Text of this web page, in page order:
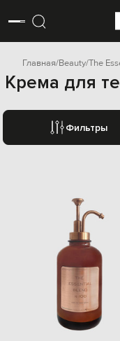
Главная Beauty The
Крема для
Фильтры